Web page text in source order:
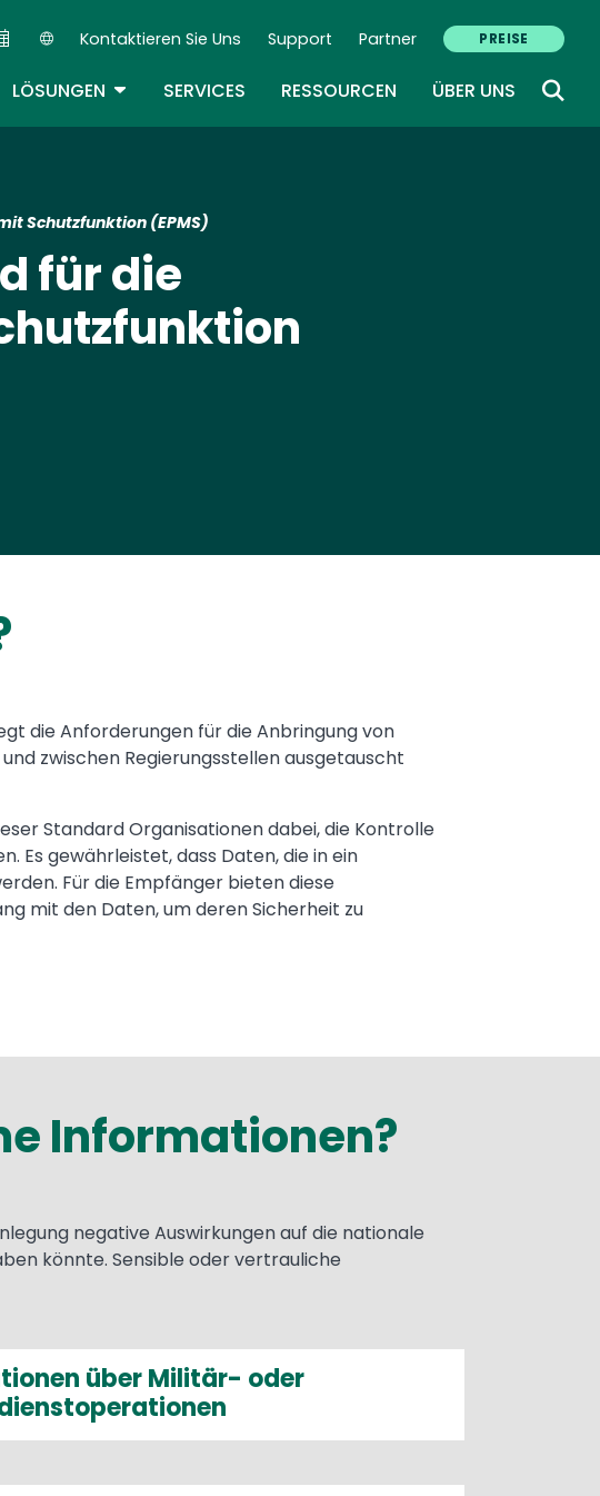
Secondary Navigation (DE)
Kontaktieren Sie Uns Support Partner PREISE
LÖSUNGEN TOGGLE DROPDOWN
SERVICES RESSOURCEN ÜBER UNS
Schutzfunktion (EPMS)
für die
die Anforderungen für die Anbringung von
zwischen Regierungsstellen ausgetauscht
Standard Organisationen dabei, die Kontrolle
Es gewährleistet, dass Daten, die in ein
Für die Empfänger bieten diese
mit den Daten, um deren Sicherheit zu
Informationen?
negative Auswirkungen auf die nationale
könnte. Sensible oder vertrauliche
über Militär- oder